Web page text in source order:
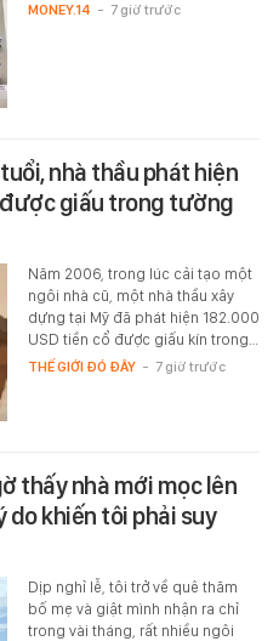
MONEY.14 - 7 giờ trước
nhà thầu phát hiện
giấu trong tường
Năm 2006, trong lúc cải tạo một
ngôi nhà cũ, một nhà thầu xây
dựng tại Mỹ đã phát hiện 182.000
USD tiền cổ được giấu kín trong…
THẾ GIỚI ĐÓ ĐÂY - 7 giờ trước
thấy nhà mới mọc lên
do khiến tôi phải suy
Dịp nghỉ lễ, tôi trở về quê thăm
bố mẹ và giật mình nhận ra chỉ
trong vài tháng, rất nhiều ngôi